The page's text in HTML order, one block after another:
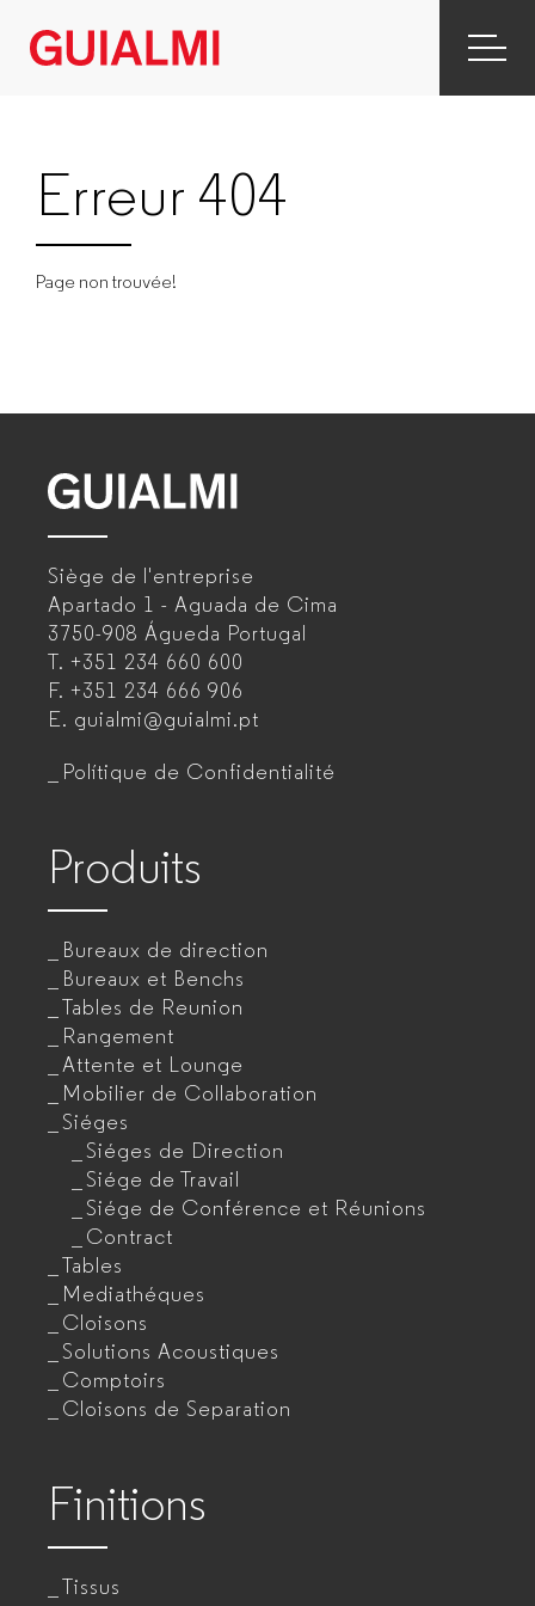
Erreur 404
Page non trouvée!
Siège de l'entreprise
Apartado 1 - Aguada de Cima
3750-908 Águeda Portugal
T. +351 234 660 600
F. +351 234 666 906
E. guialmi@guialmi.pt
Polítique de Confidentialité
Produits
Bureaux de direction
Bureaux et Benchs
Tables de Reunion
Rangement
Attente et Lounge
Mobilier de Collaboration
Siéges
Siéges de Direction
Siége de Travail
Siége de Conférence et Réunions
Contract
Tables
Mediathéques
Cloisons
Solutions Acoustiques
Comptoirs
Cloisons de Separation
Finitions
Tissus